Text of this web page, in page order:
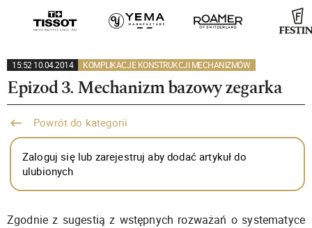
15:52 10.04.2014 KOMPLIKACJE KONSTRUKCJI MECHANIZMÓW
Epizod 3. Mechanizm bazowy zegarka
Powrót do kategorii
Zaloguj się lub zarejestruj aby dodać artykuł do
ulubionych
Zgodnie z sugestią z wstępnych rozważań o systematyce